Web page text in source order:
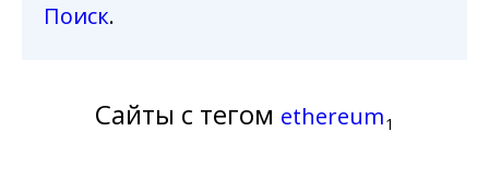
Поиск.
Сайты с тегом ethereum1